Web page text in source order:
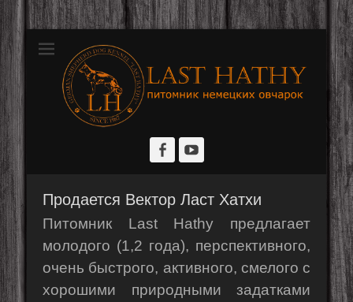
Розплідник німецьких вівчарок
Facebook
Продается Вектор Ласт Хатхи
Питомник Last Hathy предлагает
молодого (1,2 года), перспективного,
очень быстрого, активного, смелого с
хорошими природными задатками